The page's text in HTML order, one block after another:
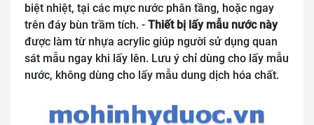
biệt nhiệt, tại các mực nước phân tầng, hoặc ngay
trên đáy bùn trầm tích. - Thiết bị lấy mẫu nước này
được làm từ nhựa acrylic giúp người sử dụng quan
sát mẫu ngay khi lấy lên. Lưu ý chỉ dùng cho lấy mẫu
nước, không dùng cho lấy mẫu dung dịch hóa chất.